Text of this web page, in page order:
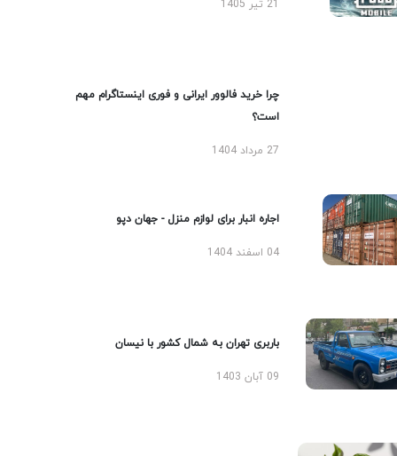
چرا خرید فالوور ایرانی و فوری اینستاگرام مهم
است؟
27 مرداد 1404
اجاره انبار برای لوازم منزل - جهان دپو
04 اسفند 1404
باربری تهران به شمال کشور با نیسان
09 آبان 1403